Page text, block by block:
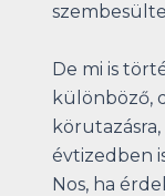
De mi is
különböző,
évtizedben
Nos, ha